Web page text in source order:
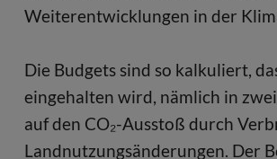
Weiterentwicklungen in der
Die Budgets sind so kalkuliert,
eingehalten wird, nämlich in
auf den CO₂-Ausstoß durch
Landnutzungsänderungen. Der